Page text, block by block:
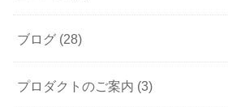
ブログ (28)
プロダクトのご案内 (3)